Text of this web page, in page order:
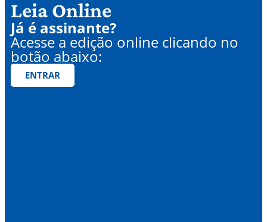
Leia Online
Já é assinante?
Acesse a edição online clicando no
botão abaixo:
ENTRAR